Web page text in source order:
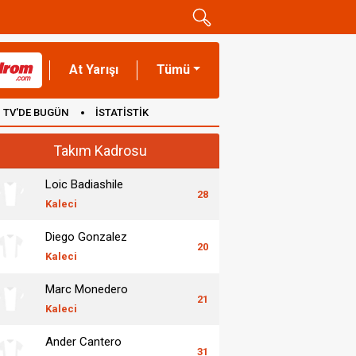
At Yarışı Tümü
TV'DE BUGÜN İSTATİSTİK
Takım Kadrosu
Loic Badiashile
Kaleci
28
Diego Gonzalez
Kaleci
20
Marc Monedero
Kaleci
21
Ander Cantero
31